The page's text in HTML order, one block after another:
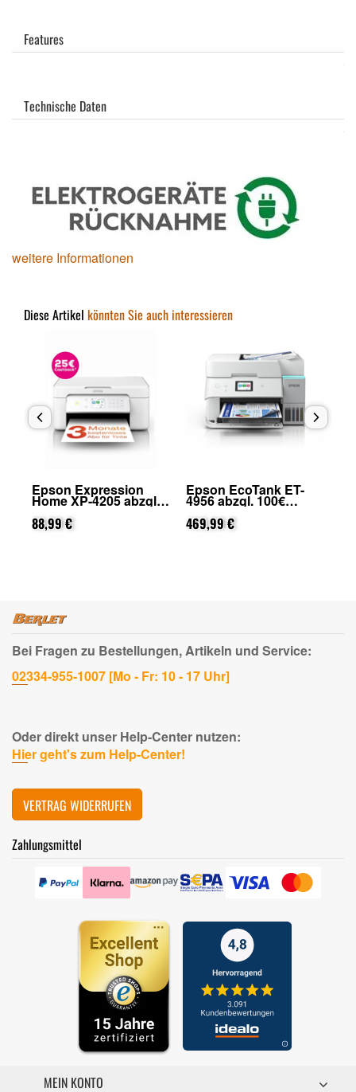
Features
Technische Daten
weitere Informationen
Diese Artikel könnten Sie auch interessieren
Epson Expression
Home XP-4205 abzgl.
25€ Cashback (von
Epson nach
Registrierung)
88,99 €
Epson EcoTank ET-
4956 abzgl. 100€
Cashback (von Epson
nach Registrierung)
469,99 €
Bei Fragen zu Bestellungen, Artikeln und Service:
02334-955-1007 [Mo - Fr: 10 - 17 Uhr]
Oder direkt unser Help-Center nutzen:
Hier geht's zum Help-Center!
VERTRAG WIDERRUFEN
Zahlungsmittel
MEIN KONTO